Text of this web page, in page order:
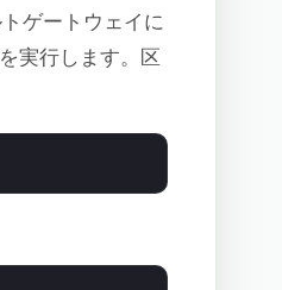
ゲートウェイに
実行します。区